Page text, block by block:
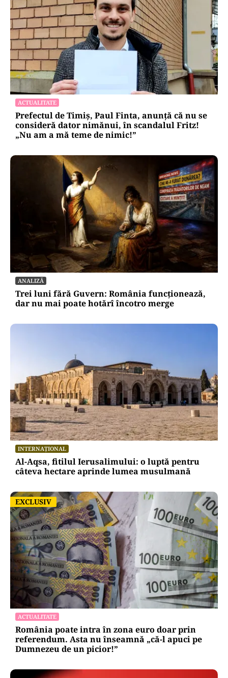
ACTUALITATE
Prefectul de Timiș, Paul Finta, anunță că nu se
consideră dator nimănui, în scandalul Fritz!
„Nu am a mă teme de nimic!”
ANALIZĂ
Trei luni fără Guvern: România funcționează,
dar nu mai poate hotărî încotro merge
INTERNAȚIONAL
Al-Aqsa, fitilul Ierusalimului: o luptă pentru
câteva hectare aprinde lumea musulmană
EXCLUSIV
EXCLUSIV
ACTUALITATE
România poate intra în zona euro doar prin
referendum. Asta nu înseamnă „că-l apuci pe
Dumnezeu de un picior!”